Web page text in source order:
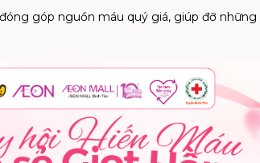
góp nguồn máu quý giá, giúp đỡ những